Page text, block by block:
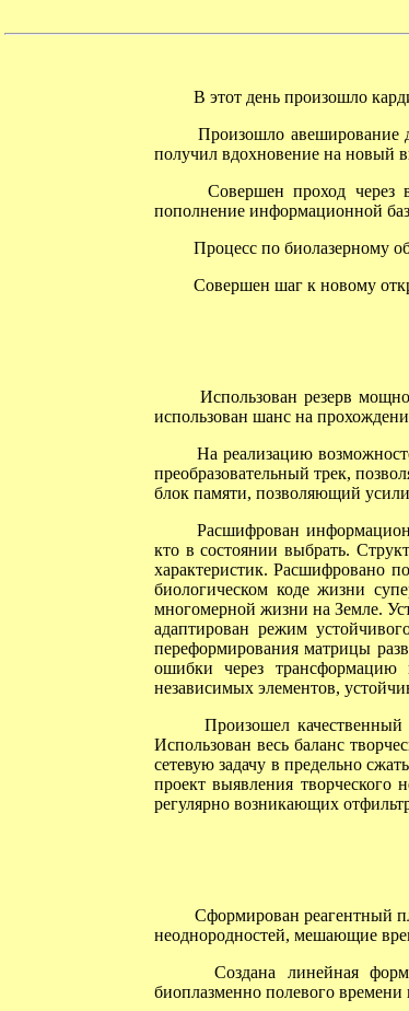
В этот день произошло
Произошло авеширование
получил вдохновение на новый
Совершен проход через
пополнение информационной
Процесс по биолазерному
Совершен шаг к новому
Использован резерв
использован шанс на
На реализацию
преобразовательный трек,
блок памяти, позволяющий
Расшифрован
кто в состоянии выбрать.
характеристик. Расшифровано
биологическом коде жизни
многомерной жизни на Земле.
адаптирован режим
переформирования матрицы
ошибки через трансформацию
независимых элементов,
Произошел качественный
Использован весь баланс
сетевую задачу в предельно
проект выявления творческого
регулярно возникающих
Сформирован реагентный
неоднородностей, мешающие
Создана линейная
биоплазменно полевого времени